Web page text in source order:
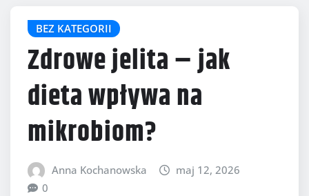
BEZ KATEGORII
Zdrowe jelita – jak
dieta wpływa na
mikrobiom?
Anna Kochanowska
maj 12, 2026
0